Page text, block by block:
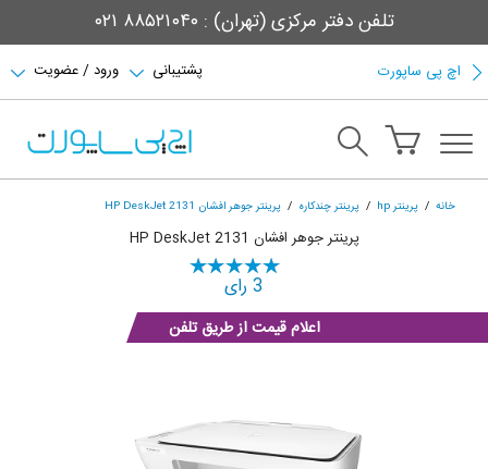
تلفن دفتر مرکزی (تهران) : ۸۸۵۲۱۰۴۰ ۰۲۱
اچ پی ساپورت ورود / عضویت پشتیبانی
خانه پرینتر hp پرینتر چندکاره پرینتر جوهر افشان HP DeskJet 2131
پرینتر جوهر افشان HP DeskJet 2131
3 رای
اعلام قیمت از طریق تلفن